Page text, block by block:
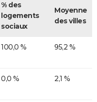
% des
logements
sociaux
Moyenne
des villes
100,0 % 95,2 %
0,0 % 2,1 %